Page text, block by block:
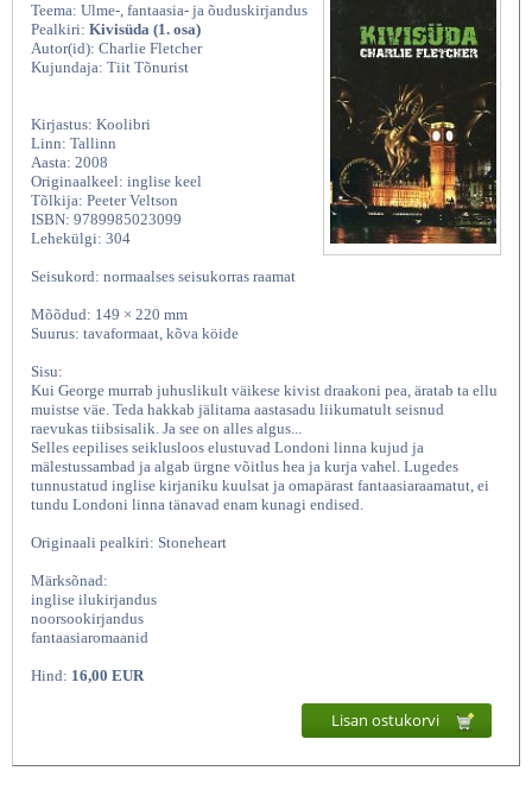
Teema: Ulme-, fantaasia- ja õuduskirjandus
Pealkiri: Kivisüda (1. osa)
Autor(id): Charlie Fletcher
Kujundaja: Tiit Tõnurist
Kirjastus: Koolibri
Linn: Tallinn
Aasta: 2008
Originaalkeel: inglise keel
Tõlkija: Peeter Veltson
ISBN: 9789985023099
Lehekülgi: 304
Seisukord: normaalses seisukorras raamat
Mõõdud: 149 × 220 mm
Suurus: tavaformaat, kõva köide
Sisu:
Kui George murrab juhuslikult väikese kivist draakoni pea, äratab ta ellu
muistse väe. Teda hakkab jälitama aastasadu liikumatult seisnud
raevukas tiibsisalik. Ja see on alles algus...
Selles eepilises seiklusloos elustuvad Londoni linna kujud ja
mälestussambad ja algab ürgne võitlus hea ja kurja vahel. Lugedes
tunnustatud inglise kirjaniku kuulsat ja omapärast fantaasiaraamatut, ei
tundu Londoni linna tänavad enam kunagi endised.
Originaali pealkiri: Stoneheart
Märksõnad:
inglise ilukirjandus
noorsookirjandus
fantaasiaromaanid
Hind: 16,00 EUR
Lisan ostukorvi